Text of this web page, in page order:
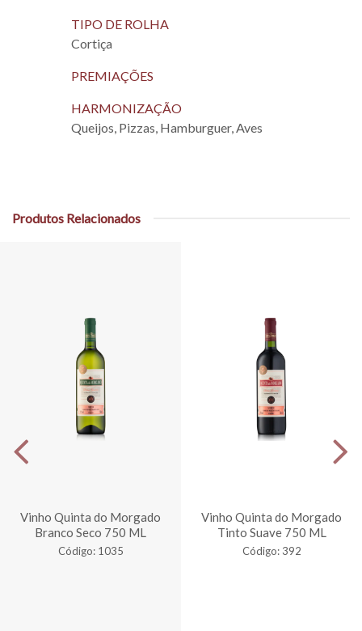
TIPO DE ROLHA
Cortiça
PREMIAÇÕES
HARMONIZAÇÃO
Queijos, Pizzas, Hamburguer, Aves
Produtos Relacionados
Vinho Quinta do Morgado
Branco Seco 750 ML
Código: 1035
Vinho Quinta do Morgado
Tinto Suave 750 ML
Código: 392